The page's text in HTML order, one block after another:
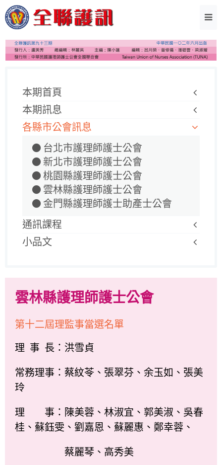
本期首頁
本期訊息
各縣市公會訊息
台北市護理師護士公會
新北市護理師護士公會
桃園縣護理師護士公會
雲林縣護理師護士公會
金門縣護理師護士助產士公會
通訊課程
小品文
雲林縣護理師護士公會
第十二屆理監事當選名單
理 事 長：洪雪貞
常務理事：蔡紋苓、張翠芬、余玉如、張美
玲
理 事：陳美蓉、林淑宜、郭美淑、吳春
桂、蘇鈺雯、劉嘉恩、蘇麗惠、鄭幸蓉、
蔡麗琴、高秀美